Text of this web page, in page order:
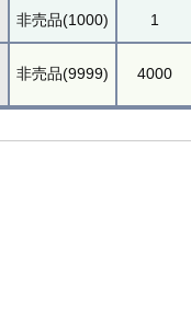
非売品(1000) 1
非売品(9999) 4000